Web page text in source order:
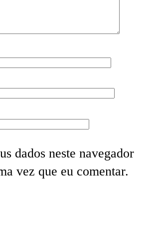
dados neste navegador
vez que eu comentar.